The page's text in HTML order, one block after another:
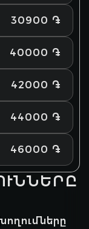
30900 ֏
40000 ֏
42000 ֏
44000 ֏
46000 ֏